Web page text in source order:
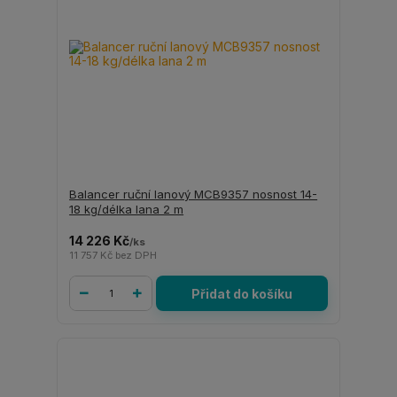
Balancer ruční lanový MCB9357 nosnost 14-
18 kg/délka lana 2 m
14 226 Kč/ks
11 757 Kč bez DPH
Přidat do košíku